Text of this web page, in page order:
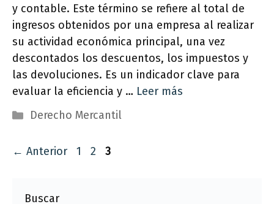
y contable. Este término se refiere al total de
ingresos obtenidos por una empresa al realizar
su actividad económica principal, una vez
descontados los descuentos, los impuestos y
las devoluciones. Es un indicador clave para
evaluar la eficiencia y … Leer más
Categorías
Derecho Mercantil
← Anterior Página
1 Página
2 Página
3
Buscar